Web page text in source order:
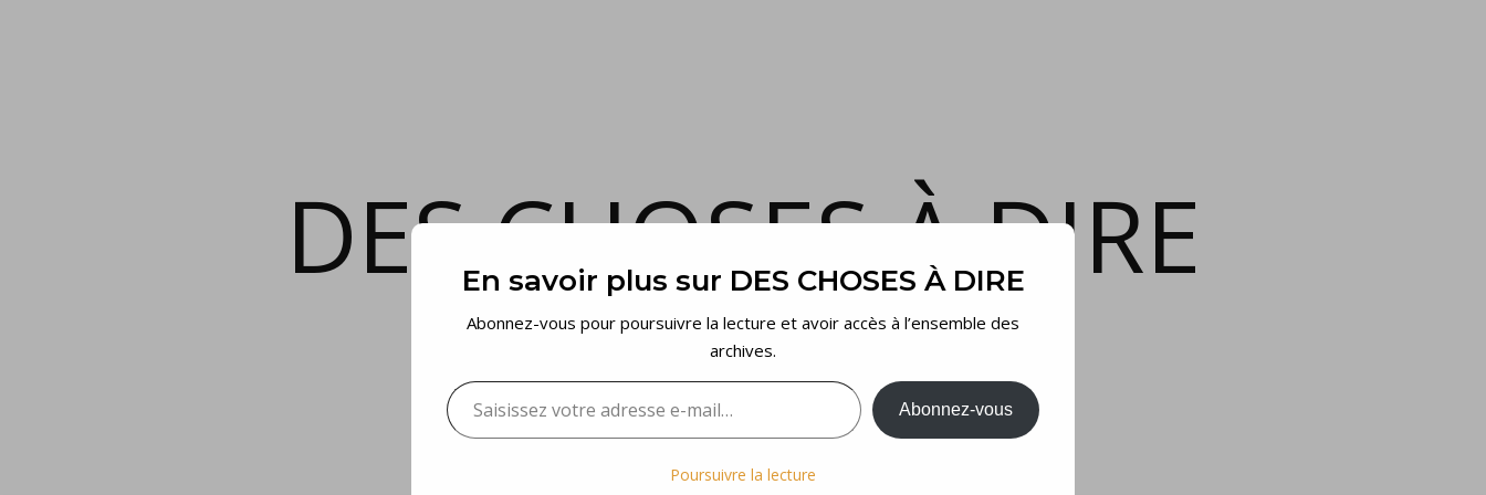
DES CHOSES À DIRE
et voilà…
En savoir plus sur DES CHOSES À DIRE
Abonnez-vous pour poursuivre la lecture et avoir accès à l’ensemble des
archives.
Saisissez votre adresse e-mail…
Abonnez-vous
Poursuivre la lecture